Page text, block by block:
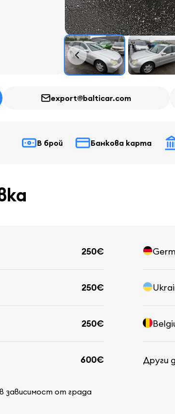
export@balticar.com
В брой Банкова карта
250€
250€
250€
600€ Други
зависимост от града